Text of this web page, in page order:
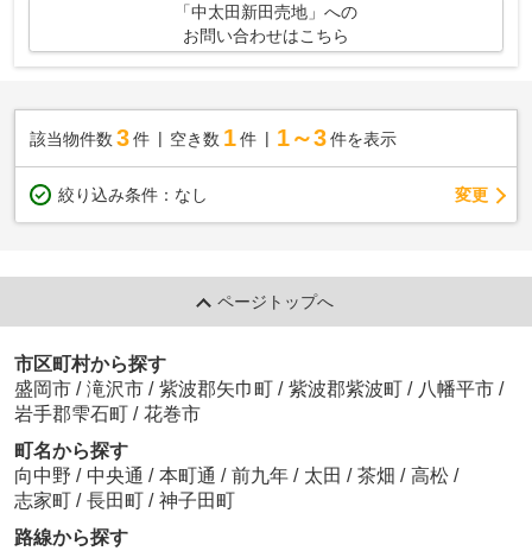
「中太田新田売地」への
お問い合わせはこちら
該当物件数 3件 空き数 1 件 1～3 件を表示
絞り込み条件： なし 変更
ページトップへ
市区町村から探す
盛岡市 / 滝沢市 / 紫波郡矢巾町 / 紫波郡紫波町 / 八幡平市 /
岩手郡雫石町 / 花巻市
町名から探す
向中野 / 中央通 / 本町通 / 前九年 / 太田 / 茶畑 / 高松 /
志家町 / 長田町 / 神子田町
路線から探す